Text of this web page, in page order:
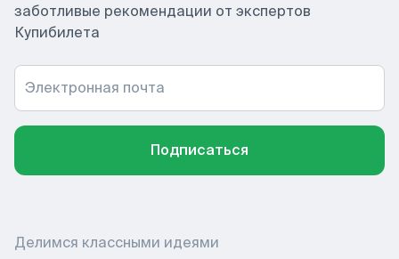
заботливые рекомендации от экспертов
Купибилета
Электронная почта
Подписаться
Делимся классными идеями